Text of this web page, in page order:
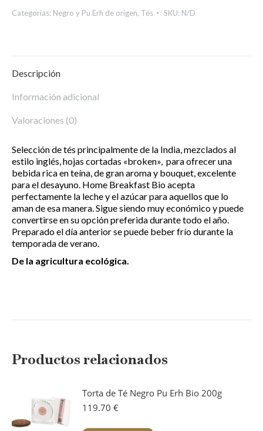
Categorías: Negro y Pu Erh de origen, Tés SKU: N/D
Descripción
Información adicional
Valoraciones (0)
Selección de tés principalmente de la India, mezclados al
estilo inglés, hojas cortadas «broken», para ofrecer una
bebida rica en teína, de gran aroma y bouquet, excelente
para el desayuno. Home Breakfast Bio acepta
perfectamente la leche y el azúcar para aquellos que lo
aman de esa manera. Sigue siendo muy económico y puede
convertirse en su opción preferida durante todo el año.
Preparado el día anterior se puede beber frío durante la
temporada de verano.
De la agricultura ecológica.
Productos relacionados
Torta de Té Negro Pu Erh Bio 200g
119.70 €